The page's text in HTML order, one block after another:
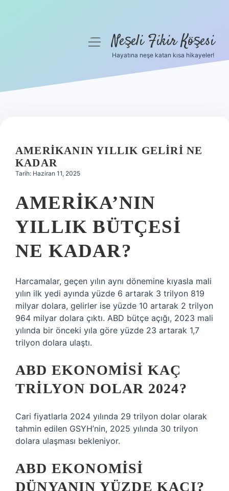
Hakkımızda
menüyüNeşeli Fikir Köşesi
Hayatına neşe katan kısa hikayeler!
AMERIKANIN YILLIK GELIRI NE
KADAR
Tarih: Haziran 11, 2025
AMERIKA’NIN
YILLIK BÜTÇESI
NE KADAR?
Harcamalar, geçen yılın aynı dönemine kıyasla mali
yılın ilk yedi ayında yüzde 6 artarak 3 trilyon 819
milyar dolara, gelirler ise yüzde 10 artarak 2 trilyon
964 milyar dolara çıktı. ABD bütçe açığı, 2023 mali
yılında bir önceki yıla göre yüzde 23 artarak 1,7
trilyon dolara ulaştı.
ABD EKONOMISI KAÇ
TRILYON DOLAR 2024?
Cari fiyatlarla 2024 yılında 29 trilyon dolar olarak
tahmin edilen GSYH’nin, 2025 yılında 30 trilyon
dolara ulaşması bekleniyor.
ABD EKONOMISI
DÜNYANIN YÜZDE KAÇI?